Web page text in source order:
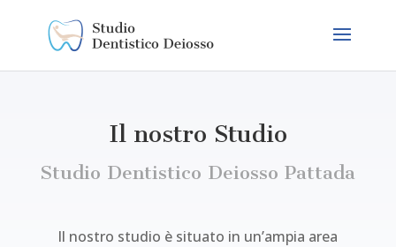
Il nostro Studio
Studio Dentistico Deiosso Pattada
Il nostro studio è situato in un’ampia area